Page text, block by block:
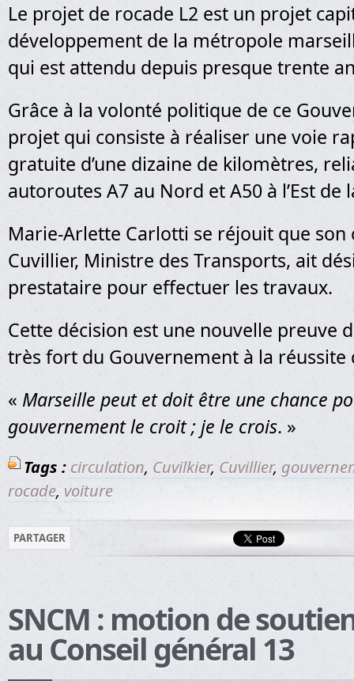
Le projet de rocade L2 est un projet
développement de la métropole
qui est attendu depuis presque trente
Grâce à la volonté politique de ce
projet qui consiste à réaliser une voie
gratuite d’une dizaine de kilomètres,
autoroutes A7 au Nord et A50 à l’Est de
Marie-Arlette Carlotti se réjouit que son
Cuvillier, Ministre des Transports, ait
prestataire pour effectuer les travaux.
Cette décision est une nouvelle preuve
très fort du Gouvernement à la réussite
« Marseille peut et doit être une chance
gouvernement le croit ; je le crois. »
Tags : circulation, Cuvilkier, Cuvillier,
rocade, voiture
PARTAGER
SNCM : motion de
au Conseil général 13